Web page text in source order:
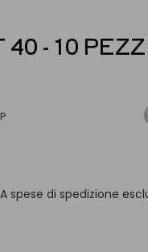
- 10
spese di spedizione